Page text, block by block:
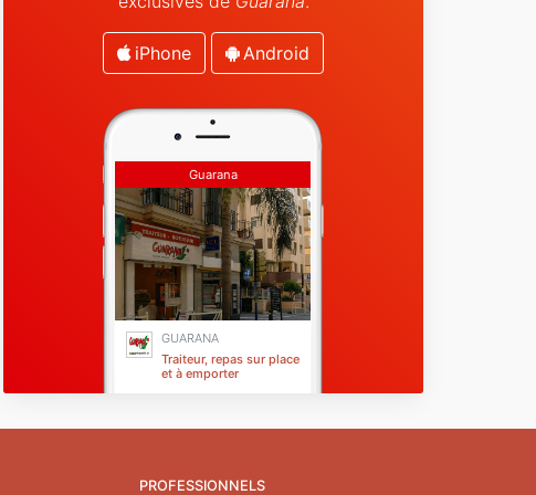
iPhone Android
Guarana
GUARANA
Traiteur, repas sur place
et à emporter
PROFESSIONNELS